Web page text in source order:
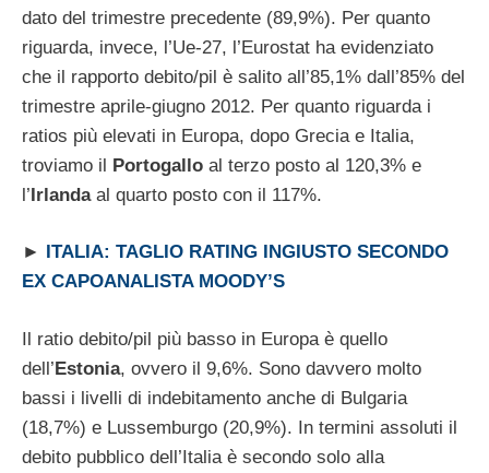
dato del trimestre precedente (89,9%). Per quanto
riguarda, invece, l’Ue-27, l’Eurostat ha evidenziato
che il rapporto debito/pil è salito all’85,1% dall’85% del
trimestre aprile-giugno 2012. Per quanto riguarda i
ratios più elevati in Europa, dopo Grecia e Italia,
troviamo il Portogallo al terzo posto al 120,3% e
l’Irlandaal quarto posto con il 117%.
►
ITALIA: TAGLIO RATING INGIUSTO SECONDO
EX CAPOANALISTA MOODY’S
Il ratio debito/pil più basso in Europa è quello
dell’Estonia, ovvero il 9,6%. Sono davvero molto
bassi i livelli di indebitamento anche di Bulgaria
(18,7%) e Lussemburgo (20,9%). In termini assoluti il
debito pubblico dell’Italia è secondo solo alla